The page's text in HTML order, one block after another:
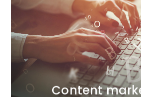
Content
Content
Coraz więcej firm zyskuje
wykorzystując content
nielicznym to się
WIĘCEJ